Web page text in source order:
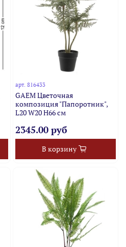
арт. 816433
GAEM Цветочная
композиция "Папоротник",
L20 W20 H66 см
2345.00 руб
В корзину